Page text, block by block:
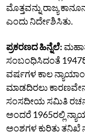
ಮೊತ್ತವನ್ನು ರಾಜ್ಯ
ಎಂದು ನಿರ್ದೇಶಿಸಿತು.
ಪ್ರಕರಣದ ಹಿನ್ನೆಲೆ:
ಸಂಬಂಧಿಸಿದಂತೆ
ವರ್ಷಗಳ ಕಾಲ
ಮಾಡದಿರಲು
ಸಂಸದೀಯ ಸಮಿತಿ ರಚನೆ
ಅಂದರೆ 1965ರಲ್ಲಿ
ಅಂಶಗಳ ಕುರಿತು ತನಿಖೆ